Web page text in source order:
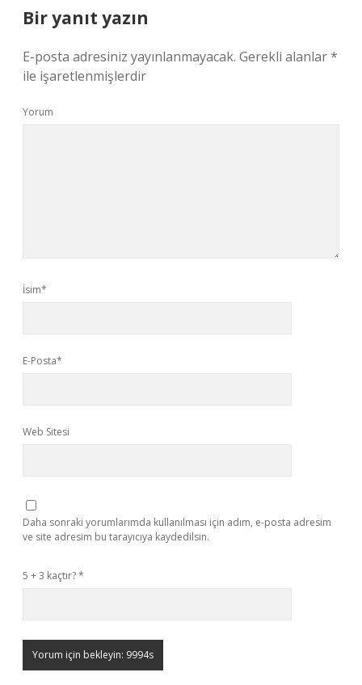
Bir yanıt yazın
E-posta adresiniz yayınlanmayacak. Gerekli alanlar*
ile işaretlenmişlerdir
Yorum
İsim*
E-Posta*
Web Sitesi
Daha sonraki yorumlarımda kullanılması için adım, e-posta adresim
ve site adresim bu tarayıcıya kaydedilsin.
5 + 3 kaçtır?*